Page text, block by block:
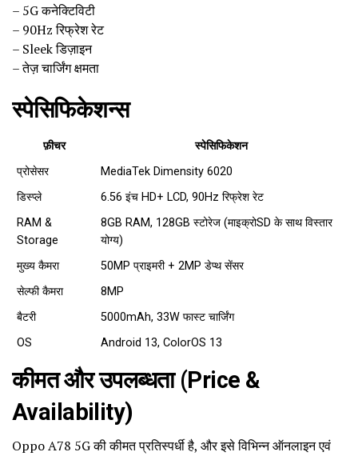
– 5G कनेक्टिविटी
– 90Hz रिफ्रेश रेट
– Sleek डिज़ाइन
– तेज़ चार्जिंग क्षमता
स्पेसिफिकेशन्स
फ़ीचर
स्पेसिफिकेशन
प्रोसेसर
MediaTek Dimensity 6020
डिस्प्ले
6.56 इंच HD+ LCD, 90Hz रिफ्रेश रेट
RAM &
Storage
8GB RAM, 128GB स्टोरेज (माइक्रोSD के साथ विस्तार
योग्य)
मुख्य कैमरा
50MP प्राइमरी + 2MP डेप्थ सेंसर
सेल्फी कैमरा
8MP
बैटरी
5000mAh, 33W फास्ट चार्जिंग
OS
Android 13, ColorOS 13
कीमत और उपलब्धता (Price &
Availability)
Oppo A78 5G की कीमत प्रतिस्पर्धी है, और इसे विभिन्न ऑनलाइन एवं